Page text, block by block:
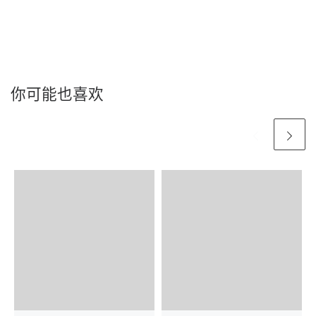
你可能也喜欢